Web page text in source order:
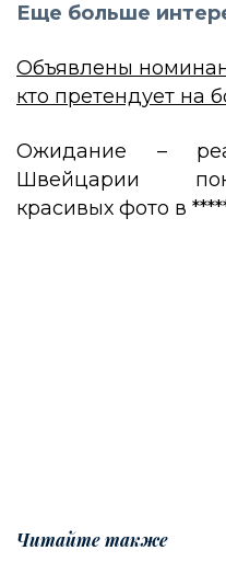
Еще больше
Объявлены
кто претендует на
Ожидание –
Швейцарии
красивых фото в
Читайте также